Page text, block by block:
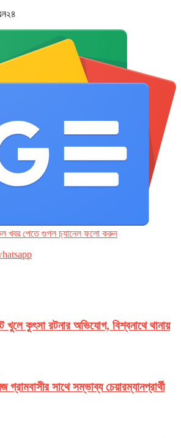
খবর পেতে গুগল চ‌্যানেল ফলো করুন
কুৎসা রটনার অভিযোগ, বিশ্বনাথে থানায়
গ্রামবাসীর সাথে সম্ভাব্য চেয়ারম্যানপ্রার্থী